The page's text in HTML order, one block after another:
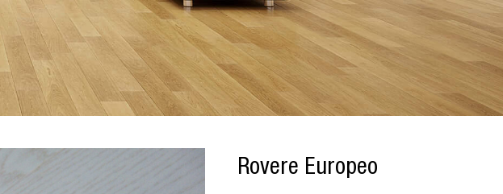
Rovere Europeo